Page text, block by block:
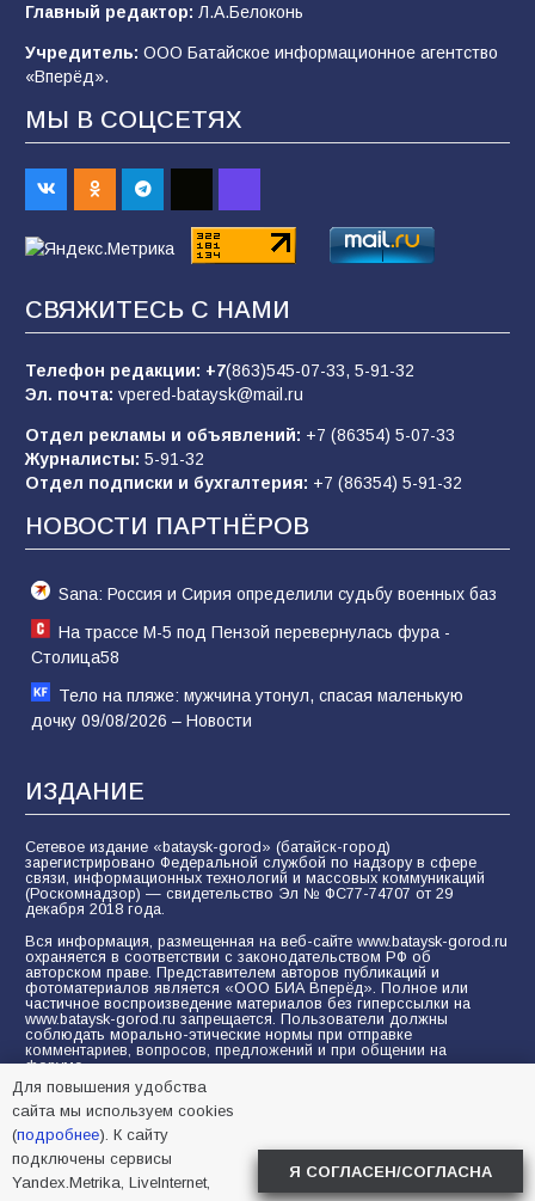
строительные профессии в ходе
спортивного праздника
92
Батайским спортсменам вручили награды
Евгений Остапенко
Батайчане вышли в финал Всероссийского
конкурса «Большая перемена»
Главный редактор: Л.А.Белоконь
Учредитель: ООО Батайское информационное агентство
«Вперёд».
МЫ В СОЦСЕТЯХ
СВЯЖИТЕСЬ С НАМИ
Телефон редакции: +7(863)545-07-33, 5-91-32
Эл. почта: vpered-bataysk@mail.ru
Отдел рекламы и объявлений: +7 (86354) 5-07-33
Журналисты: 5-91-32
Отдел подписки и бухгалтерия: +7 (86354) 5-91-32
НОВОСТИ ПАРТНЁРОВ
Sana: Россия и Сирия определили судьбу военных баз
На трассе М-5 под Пензой перевернулась фура -
Столица58
Тело на пляже: мужчина утонул, спасая маленькую
дочку 09/08/2026 – Новости
ИЗДАНИЕ
Сетевое издание «bataysk-gorod» (батайск-город)
зарегистрировано Федеральной службой по надзору в сфере
связи, информационных технологий и массовых коммуникаций
(Роскомнадзор) — свидетельство Эл № ФС77-74707 от 29
декабря 2018 года.
Вся информация, размещенная на веб-сайте www.bataysk-gorod.ru
охраняется в соответствии с законодательством РФ об
авторском праве. Представителем авторов публикаций и
фотоматериалов является «ООО БИА Вперёд». Полное или
частичное воспроизведение материалов без гиперссылки на
www.bataysk-gorod.ru запрещается. Пользователи должны
соблюдать морально-этические нормы при отправке
комментариев, вопросов, предложений и при общении на
форуме.
Политика конфиденциальности и защиты информации
Согласие на обработку персональных данных с помощью
сервисов Yandex.Metrika, LiveInternet, top.mail.ru
© 2005-2026 БИА «ВПЕРЕД»
Для повышения удобства
сайта мы используем cookies
(подробнее). К сайту
подключены сервисы
Yandex.Metrika, LiveInternet,
Я СОГЛАСЕН/СОГЛАСНА